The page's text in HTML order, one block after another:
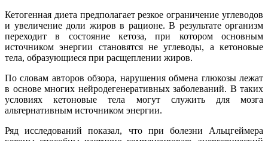
Кетогенная диета предполагает резкое ограничение углеводов
и увеличение доли жиров в рационе. В результате организм
переходит в состояние кетоза, при котором основным
источником энергии становятся не углеводы, а кетоновые
тела, образующиеся при расщеплении жиров.
По словам авторов обзора, нарушения обмена глюкозы лежат
в основе многих нейродегенеративных заболеваний. В таких
условиях кетоновые тела могут служить для мозга
альтернативным источником энергии.
Ряд исследований показал, что при болезни Альцгеймера